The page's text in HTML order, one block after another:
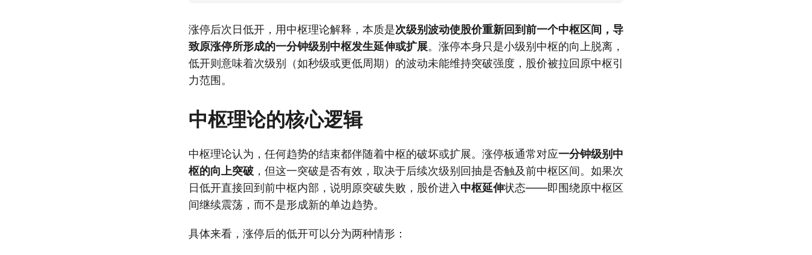
涨停后次日低开，用中枢理论解释，本质是次级别波动使股价重新回到前一个中枢区间，导
致原涨停所形成的一分钟级别中枢发生延伸或扩展。涨停本身只是小级别中枢的向上脱离，
低开则意味着次级别（如秒级或更低周期）的波动未能维持突破强度，股价被拉回原中枢引
力范围。
中枢理论的核心逻辑
中枢理论认为，任何趋势的结束都伴随着中枢的破坏或扩展。涨停板通常对应一分钟级别中
枢的向上突破 ，但这一突破是否有效，取决于后续次级别回抽是否触及前中枢区间。如果次
日低开直接回到前中枢内部，说明原突破失败，股价进入 中枢延伸状态——即围绕原中枢区
间继续震荡，而不是形成新的单边趋势。
具体来看，涨停后的低开可以分为两种情形：